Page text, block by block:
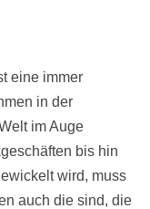
eine immer
in der
im Auge
bis hin
wird, muss
auch die sind, die